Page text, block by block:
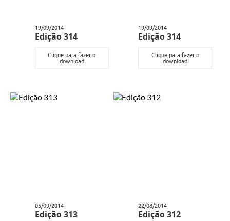
19/09/2014
Edição 314
Clique para fazer o
download
19/09/2014
Edição 314
Clique para fazer o
download
05/09/2014
Edição 313
22/08/2014
Edição 312